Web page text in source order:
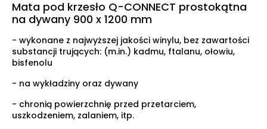
Mata pod krzesło Q-CONNECT prostokątna
na dywany 900 x 1200 mm
- wykonane z najwyższej jakości winylu, bez zawartości
substancji trujących: (m.in.) kadmu, ftalanu, ołowiu,
bisfenolu
- na wykładziny oraz dywany
- chronią powierzchnię przed przetarciem,
uszkodzeniem, zalaniem, itp.